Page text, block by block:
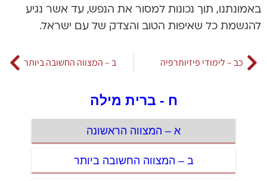
באמונתנו, תוך נכונות למסור את הנפש, עד אשר נגיע
להגשמת כל שאיפות הטוב והצדק של עם ישראל.
כב – לימודי פיזיותרפיה ב – המצווה החשובה ביותר
ח - ברית מילה
א – המצווה הראשונה
ב – המצווה החשובה ביותר